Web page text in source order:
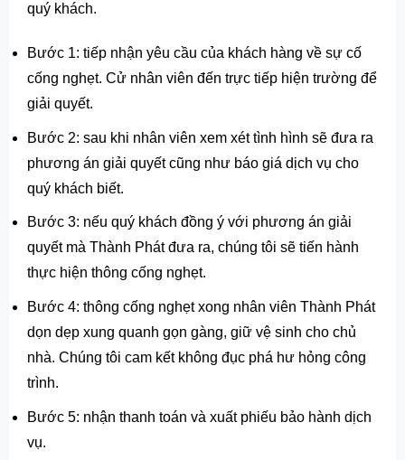
quý khách.
Bước 1: tiếp nhận yêu cầu của khách hàng về sự cố
cống nghẹt. Cử nhân viên đến trực tiếp hiện trường để
giải quyết.
Bước 2: sau khi nhân viên xem xét tình hình sẽ đưa ra
phương án giải quyết cũng như báo giá dịch vụ cho
quý khách biết.
Bước 3: nếu quý khách đồng ý với phương án giải
quyết mà Thành Phát đưa ra, chúng tôi sẽ tiến hành
thực hiện thông cống nghẹt.
Bước 4: thông cống nghẹt xong nhân viên Thành Phát
dọn dẹp xung quanh gọn gàng, giữ vệ sinh cho chủ
nhà. Chúng tôi cam kết không đục phá hư hỏng công
trình.
Bước 5: nhận thanh toán và xuất phiếu bảo hành dịch
vụ.